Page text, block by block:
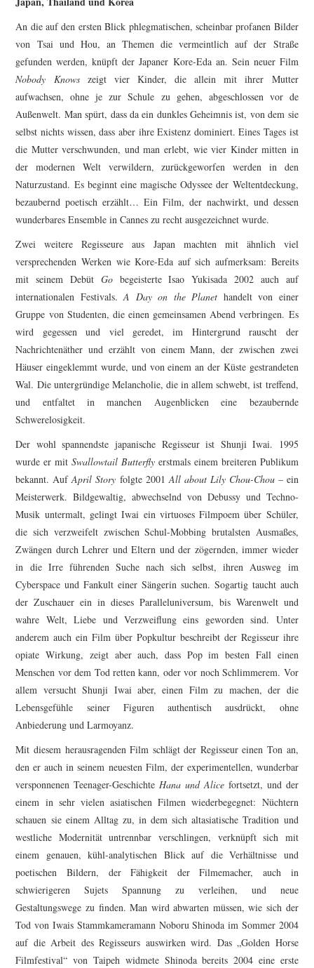
An die auf den ersten Blick phlegmatischen, scheinbar profanen Bilder
von Tsai und Hou, an Themen die vermeintlich auf der Straße
gefunden werden, knüpft der Japaner Kore-Eda an. Sein neuer Film
Nobody Knowszeigt vier Kinder, die allein mit ihrer Mutter
aufwachsen, ohne je zur Schule zu gehen, abgeschlossen vor de
Außenwelt. Man spürt, dass da ein dunkles Geheimnis ist, von dem sie
selbst nichts wissen, dass aber ihre Existenz dominiert. Eines Tages ist
die Mutter verschwunden, und man erlebt, wie vier Kinder mitten in
der modernen Welt verwildern, zurückgeworfen werden in den
Naturzustand. Es beginnt eine magische Odyssee der Weltentdeckung,
bezaubernd poetisch erzählt… Ein Film, der nachwirkt, und dessen
wunderbares Ensemble in Cannes zu recht ausgezeichnet wurde.
Zwei weitere Regisseure aus Japan machten mit ähnlich viel
versprechenden Werken wie Kore-Eda auf sich aufmerksam: Bereits
mit seinem Debüt Gobegeisterte Isao Yukisada 2002 auch auf
internationalen Festivals.A Day on the Planet handelt von einer
Gruppe von Studenten, die einen gemeinsamen Abend verbringen. Es
wird gegessen und viel geredet, im Hintergrund rauscht der
Nachrichtenäther und erzählt von einem Mann, der zwischen zwei
Häuser eingeklemmt wurde, und von einem an der Küste gestrandeten
Wal. Die untergründige Melancholie, die in allem schwebt, ist treffend,
und entfaltet in manchen Augenblicken eine bezaubernde
Schwerelosigkeit.
Der wohl spannendste japanische Regisseur ist Shunji Iwai. 1995
wurde er mitSwallowtail Butterfly erstmals einem breiteren Publikum
bekannt. AufApril Story folgte 2001All about Lily Chou-Chou– ein
Meisterwerk. Bildgewaltig, abwechselnd von Debussy und Techno-
Musik untermalt, gelingt Iwai ein virtuoses Filmpoem über Schüler,
die sich verzweifelt zwischen Schul-Mobbing brutalsten Ausmaßes,
Zwängen durch Lehrer und Eltern und der zögernden, immer wieder
in die Irre führenden Suche nach sich selbst, ihren Ausweg im
Cyberspace und Fankult einer Sängerin suchen. Sogartig taucht auch
der Zuschauer ein in dieses Paralleluniversum, bis Warenwelt und
wahre Welt, Liebe und Verzweiflung eins geworden sind. Unter
anderem auch ein Film über Popkultur beschreibt der Regisseur ihre
opiate Wirkung, zeigt aber auch, dass Pop im besten Fall einen
Menschen vor dem Tod retten kann, oder vor noch Schlimmerem. Vor
allem versucht Shunji Iwai aber, einen Film zu machen, der die
Lebensgefühle seiner Figuren authentisch ausdrückt, ohne
Anbiederung und Larmoyanz.
Mit diesem herausragenden Film schlägt der Regisseur einen Ton an,
den er auch in seinem neuesten Film, der experimentellen, wunderbar
versponnenen Teenager-GeschichteHana und Alicefortsetzt, und der
einem in sehr vielen asiatischen Filmen wiederbegegnet: Nüchtern
schauen sie einem Alltag zu, in dem sich altasiatische Tradition und
westliche Modernität untrennbar verschlingen, verknüpft sich mit
einem genauen, kühl-analytischen Blick auf die Verhältnisse und
poetischen Bildern, der Fähigkeit der Filmemacher, auch in
schwierigeren Sujets Spannung zu verleihen, und neue
Gestaltungswege zu finden. Man wird abwarten müssen, wie sich der
Tod von Iwais Stammkameramann Noboru Shinoda im Sommer 2004
auf die Arbeit des Regisseurs auswirken wird. Das „Golden Horse
Filmfestival“ von Taipeh widmete Shinoda bereits 2004 eine erste